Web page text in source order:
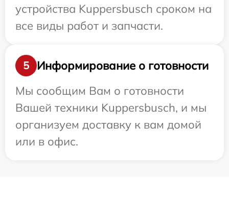
устройства Kuppersbusch сроком на
все виды работ и запчасти.
5
Информирование о готовности
Мы сообщим Вам о готовности
Вашей техники Kuppersbusch, и мы
организуем доставку к вам домой
или в офис.